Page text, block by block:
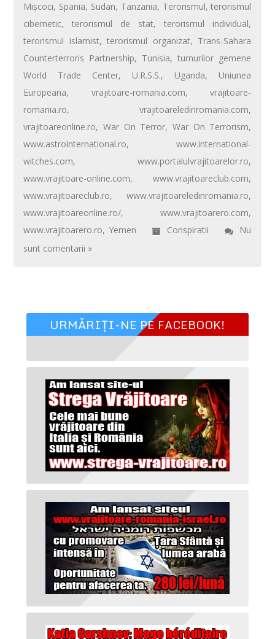
Mişcoci, Spania, Sudan, Tanzania, Terorismul,terorismul
cibernetic,terorismul de stat,terorismul individual,
terorismul islamist,terorismul organizat, Trans-Sahara
Counterterroris Partnership, Tunisia,turnurilor gemene
World Trade Center, U.R.S.S., Uganda, Uniunea
Europeana, vrajitoare-romania.com,vrajitoare-
romania.ro,vrajitoareledinromania.com,
vrajitoareonline.ro,War On Terror,War On Terrorism,
www.astrointernational.ro,www.international-
witches.com,www.portalulvrajitoarelor.ro,
www.vrajitoare-online.com,www.vrajitoareclub.com,
www.vrajitoareclub.ro,www.vrajitoareledinromania.ro,
www.vrajitoareonline.ro/,www.vrajitoarero.com,
www.vrajitoarero.ro,Yemen Conspiratii
Nu
sunt comentarii »
URMĂRIȚI-NE PE FACEBOOK!